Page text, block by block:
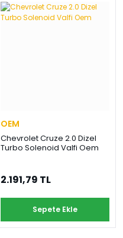
OEM
Chevrolet Cruze 2.0 Dizel
Turbo Solenoid Valfi Oem
2.191,79 TL
Sepete Ekle